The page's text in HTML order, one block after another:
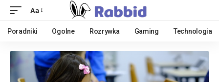
Aa
Poradniki Ogolne Rozrywka Gaming Technologia